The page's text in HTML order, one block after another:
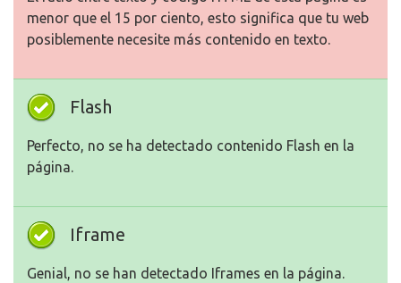
menor que el 15 por ciento, esto significa que tu web
posiblemente necesite más contenido en texto.
Flash
Perfecto, no se ha detectado contenido Flash en la
página.
Iframe
Genial, no se han detectado Iframes en la página.